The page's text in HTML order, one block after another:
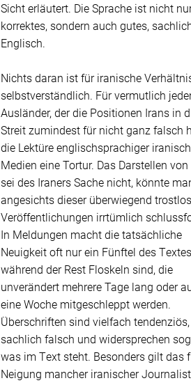
Sicht erläutert. Die Sprache ist nicht
korrektes, sondern auch gutes,
Englisch.
Nichts daran ist für iranische
selbstverständlich. Für vermutlich
Ausländer, der die Positionen Irans in
Streit zumindest für nicht ganz falsch
die Lektüre englischsprachiger
Medien eine Tortur. Das Darstellen
sei des Iraners Sache nicht, könnte
angesichts dieser überwiegend
Veröffentlichungen irrtümlich
In Meldungen macht die tatsächliche
Neuigkeit oft nur ein Fünftel des
während der Rest Floskeln sind, die
unverändert mehrere Tage lang oder
eine Woche mitgeschleppt werden.
Überschriften sind vielfach tendenziös,
sachlich falsch und widersprechen
was im Text steht. Besonders gilt das
Neigung mancher iranischer